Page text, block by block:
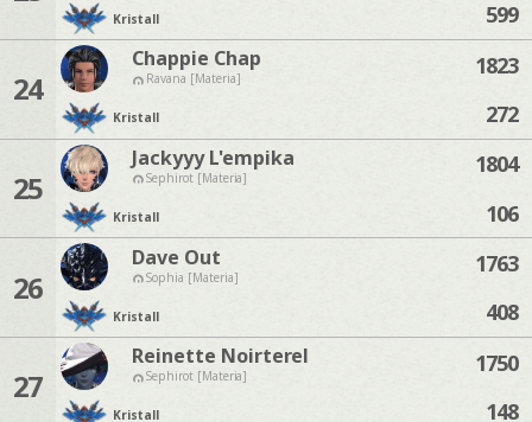
Kristall
599
24
Chappie Chap
Ravana [Materia]
Kristall
1823
272
25
Jackyyy L'empika
Sephirot [Materia]
Kristall
1804
106
26
Dave Out
Sophia [Materia]
Kristall
1763
408
27
Reinette Noirterel
Sephirot [Materia]
Kristall
1750
148